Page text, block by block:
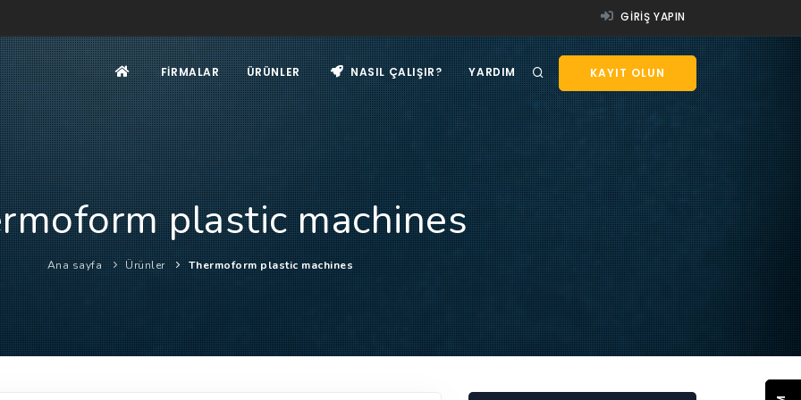
GIRIŞ YAPIN
KAYIT OLUN
FIRMALAR ÜRÜNLER NASIL ÇALIŞIR? YARDIM
plastic machines
Ana sayfa Ürünler Thermoform plastic machines